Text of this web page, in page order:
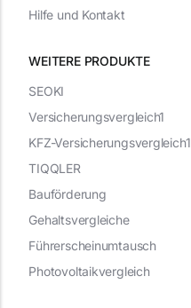
WEITERE PRODUKTE
SEOKI
Versicherungsvergleich1
KFZ-Versicherungsvergleich1
TIQQLER
Bauförderung
Gehaltsvergleiche
Führerscheinumtausch
Photovoltaikvergleich
Hilfe und Kontakt